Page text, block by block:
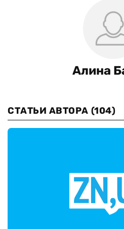
Алина
СТАТЬИ АВТОРА (104)